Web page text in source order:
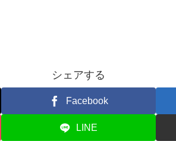
シェアする
Facebook
LINE